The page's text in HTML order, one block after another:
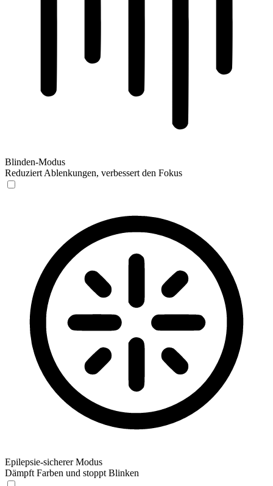
Blinden-Modus
Reduziert Ablenkungen, verbessert den Fokus
Epilepsie-sicherer Modus
Dämpft Farben und stoppt Blinken